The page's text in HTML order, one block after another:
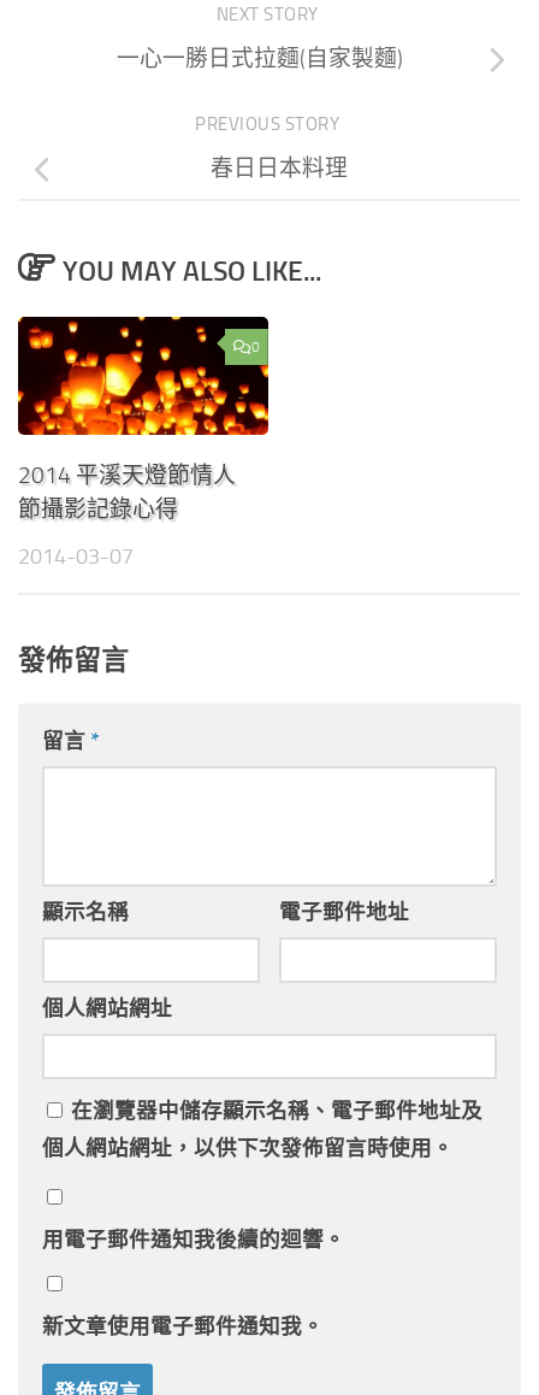
NEXT STORY
一心一勝日式拉麵(自家製麵)
PREVIOUS STORY
春日日本料理
YOU MAY ALSO LIKE...
0
2014 平溪天燈節情人
節攝影記錄心得
2014-03-07
發佈留言
留言 *
顯示名稱 電子郵件地址
個人網站網址
在瀏覽器中儲存顯示名稱、電子郵件地址及
個人網站網址，以供下次發佈留言時使用。
用電子郵件通知我後續的迴響。
新文章使用電子郵件通知我。